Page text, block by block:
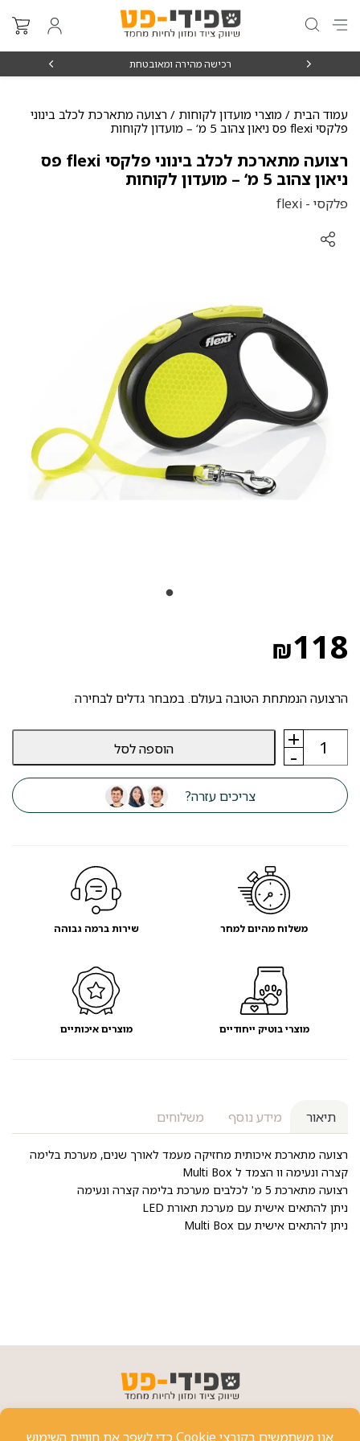
רכישה מהירה ומאובטחת
עמוד הבית / מוצרי מועדון לקוחות / רצועה מתארכת לכלב בינוני
פלקסי flexi פס ניאון צהוב 5 מ‘ – מועדון לקוחות
רצועה מתארכת לכלב בינוני פלקסי flexi פס
ניאון צהוב 5 מ‘ – מועדון לקוחות
פלקסי - flexi
₪118
הרצועה הנמתחת הטובה בעולם. במבחר גדלים לבחירה
-
כמות
רצועה
מתארכת
לכלב
בינוני
פלקסי
+ הוספה לסל
צריכים עזרה?
תיאור מידע נוסף משלוחים
רצועה מתארכת איכותית מחזיקה מעמד לאורך שנים, מערכת בלימה
קצרה ונעימה וו הצמד ל Multi Box
רצועה מתארכת 5 מ' לכלבים מערכת בלימה קצרה ונעימה
ניתן להתאים אישית עם מערכת תאורת LED
ניתן להתאים אישית עם Multi Box
משלוח מהיום למחר שירות ברמה גבוהה
מוצרי בוטיק ייחודיים מוצרים איכותיים